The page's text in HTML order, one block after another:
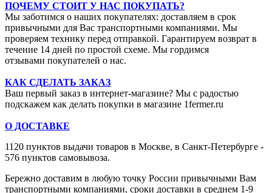
ПОЧЕМУ СТОИТ У НАС ПОКУПАТЬ?
Мы заботимся о наших покупателях: доставляем в срок
привычными для Вас транспортными компаниями. Мы
проверяем технику перед отправкой. Гарантируем возврат в
течение 14 дней по простой схеме. Мы гордимся
отзывами покупателей о нас.
КАК СДЕЛАТЬ ЗАКАЗ
Ваш первый заказ в интернет-магазине? Мы с радостью
подскажем как делать покупки в магазине 1fermer.ru
О ДОСТАВКЕ
1120 пунктов выдачи товаров в Москве, в Санкт-Петербурге -
576 пунктов самовывоза.
Бережно доставим в любую точку России привычными Вам
транспортными компаниями, сроки доставки в среднем 1-9